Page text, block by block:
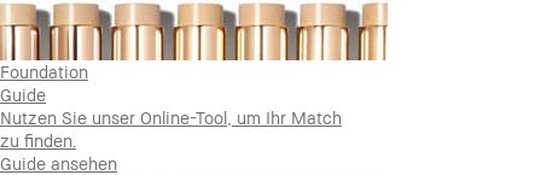
Foundation
Guide
Nutzen Sie unser Online-Tool, um Ihr Match
zu finden.
Guide ansehen